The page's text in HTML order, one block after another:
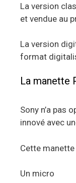
La version
et vendue au
La version
format
La manette
Sony n’a pas
innové avec
Cette manette
Un micro